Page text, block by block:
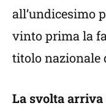
all’undicesimo
vinto prima la
titolo nazionale
La svolta arriva